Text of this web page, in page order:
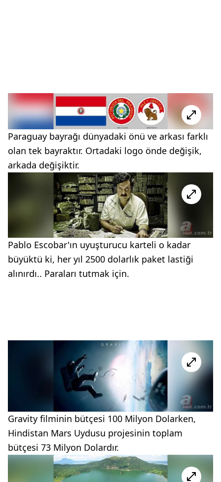
Paraguay bayrağı dünyadaki önü ve arkası farklı
olan tek bayraktır. Ortadaki logo önde değişik,
arkada değişiktir.
Pablo Escobar'ın uyuşturucu karteli o kadar
büyüktü ki, her yıl 2500 dolarlık paket lastiği
alınırdı.. Paraları tutmak için.
Gravity filminin bütçesi 100 Milyon Dolarken,
Hindistan Mars Uydusu projesinin toplam
bütçesi 73 Milyon Dolardır.